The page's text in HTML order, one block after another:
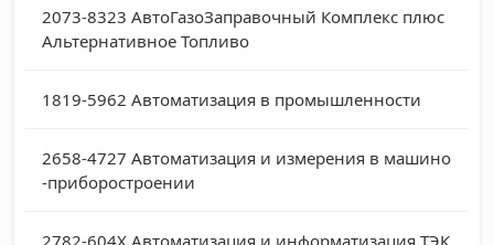
2073-8323 АвтоГазоЗаправочный Комплекс плюс
Альтернативное Топливо
1819-5962 Автоматизация в промышленности
2658-4727 Автоматизация и измерения в машино
-приборостроении
2782-604X Автоматизация и информатизация ТЭК